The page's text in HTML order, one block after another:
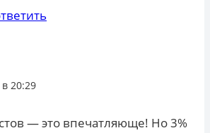
20:29
— это впечатляюще! Но 3%